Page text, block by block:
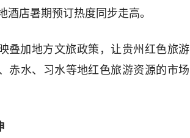
酒店暑期预订热度同步走高。
叠加地方文旅政策，让贵州红色旅游
赤水、习水等地红色旅游资源的市场